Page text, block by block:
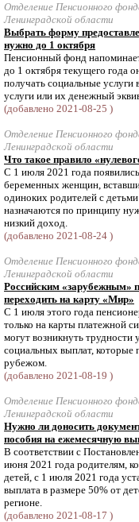
Отделение Пенсионного
Ленинградской области
Выбрать форму
нужно до 1 октября
Пенсионный фонд
до 1 октября текущего года
получать социальные услуги
услуги или их денежный
(добавлено 2021-08-25 )
Отделение Пенсионного
Ленинградской области
Что такое правило
С 1 июля 2021 года
беременных женщин,
одиноких родителей с
назначаются по принципу
низкий доход.
(добавлено 2021-08-24 )
Отделение Пенсионного
Ленинградской области
Российским «зарубежным»
переходить на карту «Мир»
С 1 июля этого года
только на карты платежной
могут возникнуть трудности
социальных выплат, которые
рубежом.
(добавлено 2021-08-19 )
Отделение Пенсионного
Ленинградской области
Нужно ли доносить
пособия на ежемесячную
В соответствии с
июня 2021 года родителям,
детей, с 1 июля 2021 года
выплата в размере 50% от
регионе.
(добавлено 2021-08-17 )